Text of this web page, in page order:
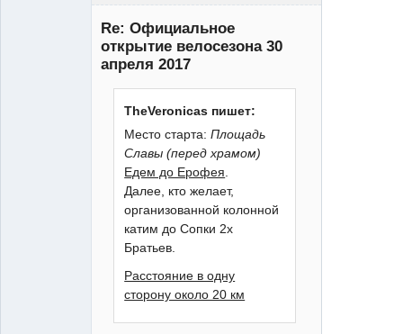
Re: Официальное
открытие велосезона 30
апреля 2017
TheVeronicas пишет:
Место старта:Площадь
Славы (перед храмом)
Едем до Ерофея
Далее, кто желает,
организованной колонной
катим до Сопки 2х
Братьев.
Расстояние в одну
сторону около 20 км